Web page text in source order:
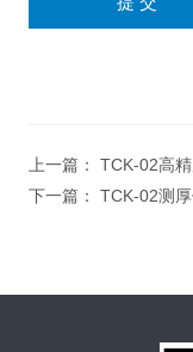
上一篇： TCK-02高
下一篇： TCK-02测